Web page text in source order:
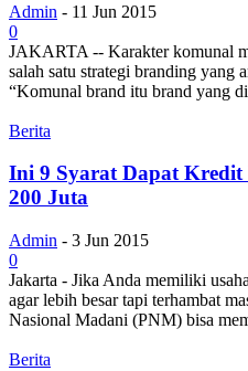
Admin - 11 Jun 2015
0
JAKARTA -- Karakter komunal
salah satu strategi branding yang
“Komunal brand itu brand yang
Berita
Ini 9 Syarat Dapat Kredit
200 Juta
Admin - 3 Jun 2015
0
Jakarta - Jika Anda memiliki
agar lebih besar tapi terhambat
Nasional Madani (PNM) bisa
Berita